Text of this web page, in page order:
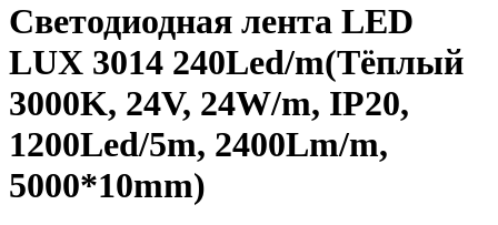
Светодиодная лента LED
LUX 3014 240Led/m(Тёплый
3000K, 24V, 24W/m, IP20,
1200Led/5m, 2400Lm/m,
5000*10mm)